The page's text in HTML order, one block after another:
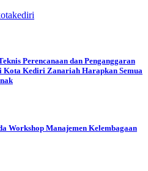
Perencanaan dan Penganggaran
Kota Kediri Zanariah Harapkan Semua
Workshop Manajemen Kelembagaan